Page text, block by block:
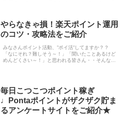
やらなきゃ損！楽天ポイント運用
のコツ・攻略法をご紹介
みなさんポイント活動、”ポイ活”してますか？？
「なにそれ？難しそう～！」「聞いたことあるけど
めんどくさい～！」と思われる皆さん・・そんなに
毎日こつこつポイント稼ぎ
♩Pontaポイントがザクザク貯ま
るアンケートサイトをご紹介★